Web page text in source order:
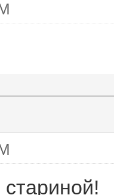
стариной!